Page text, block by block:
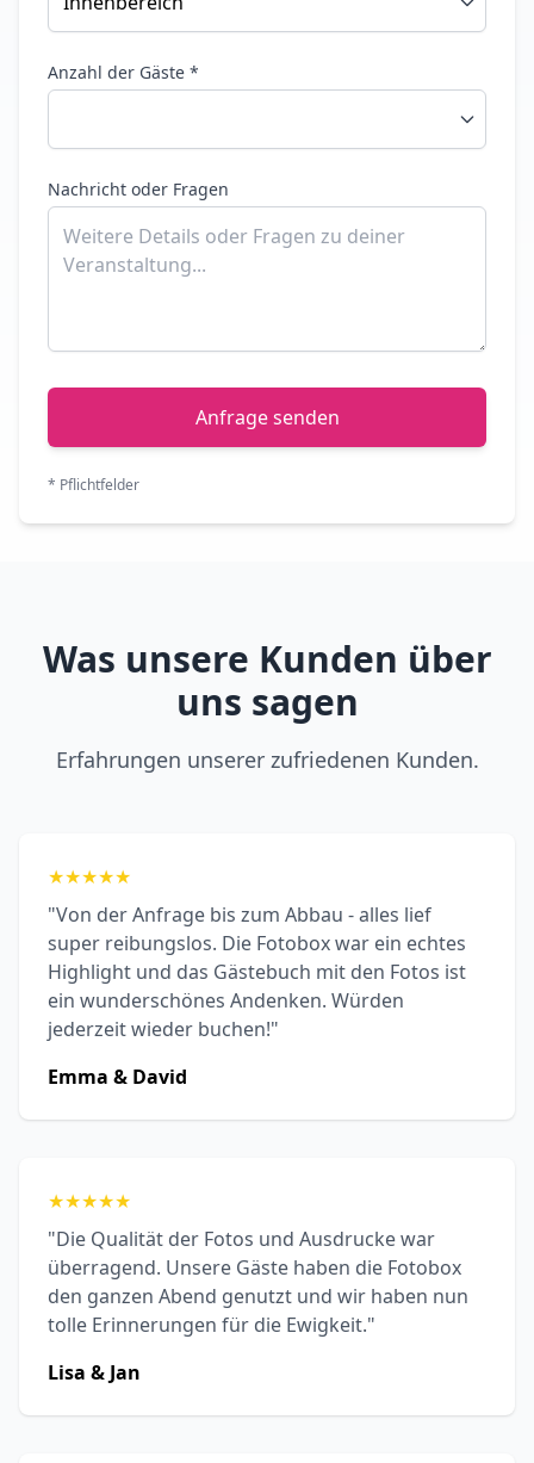
Anzahl der Gäste *
Nachricht oder Fragen
Anfrage senden
* Pflichtfelder
Was unsere Kunden über
uns sagen
Erfahrungen unserer zufriedenen Kunden.
★★★★★
"Von der Anfrage bis zum Abbau - alles lief
super reibungslos. Die Fotobox war ein echtes
Highlight und das Gästebuch mit den Fotos ist
ein wunderschönes Andenken. Würden
jederzeit wieder buchen!"
Emma & David
★★★★★
"Die Qualität der Fotos und Ausdrucke war
überragend. Unsere Gäste haben die Fotobox
den ganzen Abend genutzt und wir haben nun
tolle Erinnerungen für die Ewigkeit."
Lisa & Jan